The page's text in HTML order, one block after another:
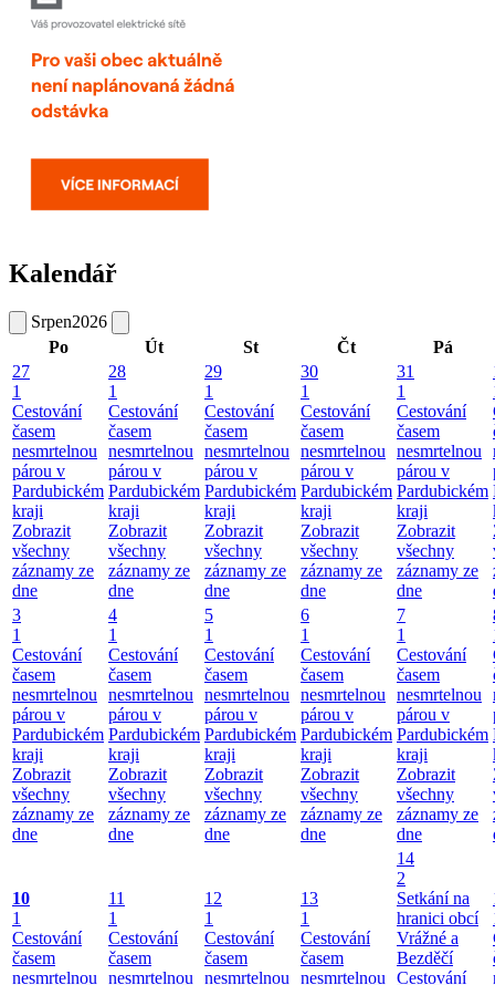
Kalendář
Srpen2026
Po
Út St Čt
Pá
27
1
Cestování
časem
nesmrtelnou
párou v
Pardubickém
kraji
Zobrazit
všechny
záznamy ze
dne
28
1
Cestování
časem
nesmrtelnou
párou v
Pardubickém
kraji
Zobrazit
všechny
záznamy ze
dne
29
1
Cestování
časem
nesmrtelnou
párou v
Pardubickém
kraji
Zobrazit
všechny
záznamy ze
dne
30
1
Cestování
časem
nesmrtelnou
párou v
Pardubickém
kraji
Zobrazit
všechny
záznamy ze
dne
31
1
Cestování
časem
nesmrtelnou
párou v
Pardubickém
kraji
Zobrazit
všechny
záznamy ze
dne
3
1
Cestování
časem
nesmrtelnou
párou v
Pardubickém
kraji
Zobrazit
všechny
záznamy ze
dne
4
1
Cestování
časem
nesmrtelnou
párou v
Pardubickém
kraji
Zobrazit
všechny
záznamy ze
dne
5
1
Cestování
časem
nesmrtelnou
párou v
Pardubickém
kraji
Zobrazit
všechny
záznamy ze
dne
6
1
Cestování
časem
nesmrtelnou
párou v
Pardubickém
kraji
Zobrazit
všechny
záznamy ze
dne
7
1
Cestování
časem
nesmrtelnou
párou v
Pardubickém
kraji
Zobrazit
všechny
záznamy ze
dne
10
1
Cestování
časem
nesmrtelnou
11
1
Cestování
časem
nesmrtelnou
12
1
Cestování
časem
nesmrtelnou
13
1
Cestování
časem
nesmrtelnou
14
2
Setkání na
hranici obcí
Vrážné a
Bezděčí
Cestování